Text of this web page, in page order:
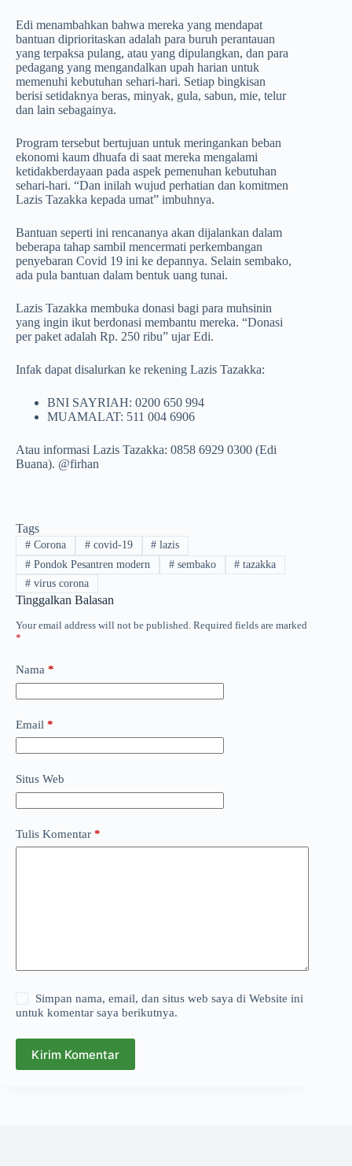
Edi menambahkan bahwa mereka yang mendapat
bantuan diprioritaskan adalah para buruh perantauan
yang terpaksa pulang, atau yang dipulangkan, dan para
pedagang yang mengandalkan upah harian untuk
memenuhi kebutuhan sehari-hari. Setiap bingkisan
berisi setidaknya beras, minyak, gula, sabun, mie, telur
dan lain sebagainya.
Program tersebut bertujuan untuk meringankan beban
ekonomi kaum dhuafa di saat mereka mengalami
ketidakberdayaan pada aspek pemenuhan kebutuhan
sehari-hari. “Dan inilah wujud perhatian dan komitmen
Lazis Tazakka kepada umat” imbuhnya.
Bantuan seperti ini rencananya akan dijalankan dalam
beberapa tahap sambil mencermati perkembangan
penyebaran Covid 19 ini ke depannya. Selain sembako,
ada pula bantuan dalam bentuk uang tunai.
Lazis Tazakka membuka donasi bagi para muhsinin
yang ingin ikut berdonasi membantu mereka. “Donasi
per paket adalah Rp. 250 ribu” ujar Edi.
Infak dapat disalurkan ke rekening Lazis Tazakka:
BNI SAYRIAH: 0200 650 994
MUAMALAT: 511 004 6906
Atau informasi Lazis Tazakka: 0858 6929 0300 (Edi
Buana). @firhan
Tags
#Corona #covid-19 # lazis
#Pondok Pesantren modern #sembako # tazakka
#virus corona
Tinggalkan Balasan
Your email address will not be published. Required fields are marked
*
Nama *
Email *
Situs Web
Tulis Komentar *
Simpan nama, email, dan situs web saya di Website ini
untuk komentar saya berikutnya.
Kirim Komentar